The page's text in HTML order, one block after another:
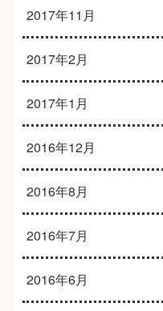
2017年11月
2017年2月
2017年1月
2016年12月
2016年8月
2016年7月
2016年6月